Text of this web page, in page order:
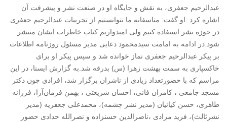
عبدالرحیم جعفری، به نقش و جایگاه او در صنعت نشر و پیشرفت آن
اشاره کرد .او گفت: متاسفانه ما نتوانستیم از تجربیات عبدالرحیم جعفری
در حوزه نشر استفاده کنیم ولی امیدواریم کتاب خاطرات ایشان منتشر
شود.در ادامه به امامت سیدمحمود دعایی مدیر مسئول روزنامه اطلاعات
بر پیکر عبدالرحیم جعفری نماز خوانده شد و سپس پیکر او برای
خاکسپاری به سمت بهشت زهرا (س) بدرقه شد.به گزارش ایسنا، در این
مراسم که با حضورتعداد زیادی از ناشران برگزار شد‌، افرادی چون دکتر
مسجد جامعی ، کامران فانی، احسان شریعتی ، بهمن فرمان‌آرا‌، فرزانه
طاهری‌، حسن کیائیان‌ (مدیر نشر چشمه)، محمدعلی جعفریه (مدیر
نشرثالث)، فرید مرادی ،ناصرالدین حسنزاده و نصرالله حدادی حضور